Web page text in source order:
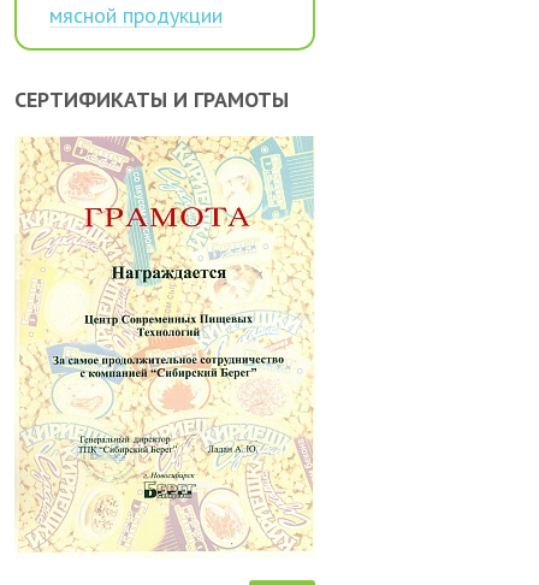
мясной продукции
СЕРТИФИКАТЫ И ГРАМОТЫ